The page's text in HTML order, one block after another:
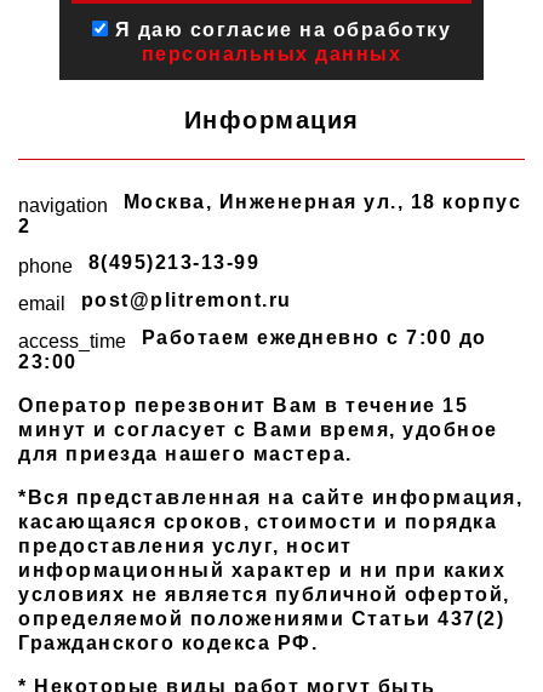
Я даю согласие на обработку
персональных данных
Информация
navigation Москва, Инженерная ул., 18 корпус
2
phone
8(495)213-13-99
email
post@plitremont.ru
access_time
Работаем ежедневно c 7:00 до
23:00
Оператор перезвонит Вам в течение 15
минут и согласует с Вами время, удобное
для приезда нашего мастера.
*Вся представленная на сайте информация,
касающаяся сроков, стоимости и порядка
предоставления услуг, носит
информационный характер и ни при каких
условиях не является публичной офертой,
определяемой положениями Статьи 437(2)
Гражданского кодекса РФ.
* Некоторые виды работ могут быть